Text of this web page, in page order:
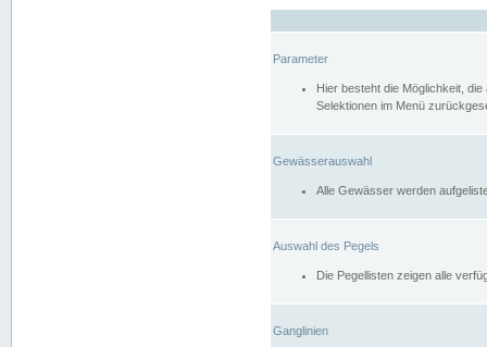
Parameter
Hier besteht die Möglichkeit,
Selektionen im Menü
Gewässerauswahl
Alle Gewässer werden
Auswahl des Pegels
Die Pegellisten zeigen alle
Ganglinien